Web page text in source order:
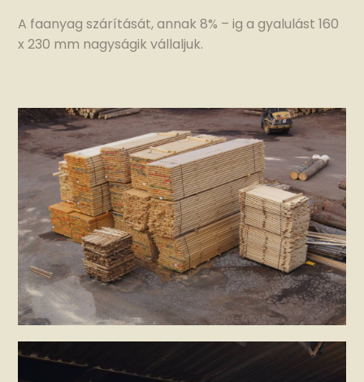
A faanyag szárítását, annak 8% – ig a gyalulást 160
x 230 mm nagyságik vállaljuk.